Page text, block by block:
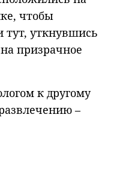
чтобы
тут, уткнувшись
призрачное
к другому
–